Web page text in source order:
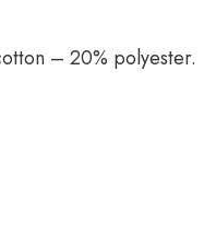
– 20% polyester.